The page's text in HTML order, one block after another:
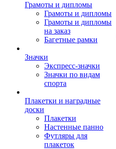
Грамоты и дипломы
Грамоты и дипломы
Грамоты и дипломы
на заказ
Багетные рамки
Значки
Экспресс-значки
Значки по видам
спорта
Плакетки и наградные
доски
Плакетки
Настенные панно
Футляры для
плакеток